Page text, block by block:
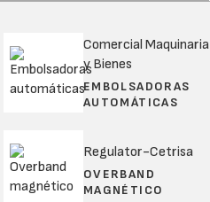
Comercial Maquinaria
y Bienes
EMBOLSADORAS
AUTOMÁTICAS
Regulator-Cetrisa
OVERBAND
MAGNÉTICO